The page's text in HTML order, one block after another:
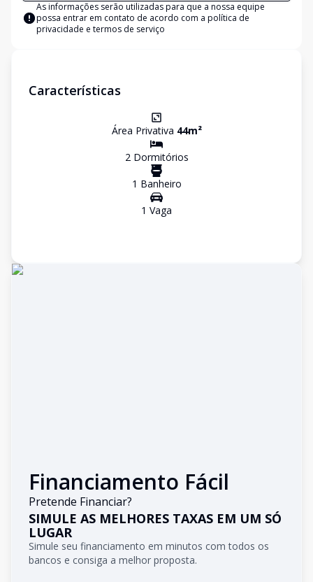
As informações serão utilizadas para que a nossa equipe
possa entrar em contato de acordo com a política de
privacidade e termos de serviço
Características
Área Privativa 44m²
2Dormitórios
1 Banheiro
1 Vaga
Financiamento Fácil
Pretende Financiar?
SIMULE AS MELHORES TAXAS EM UM SÓ
LUGAR
Simule seu financiamento em minutos com todos os
bancos e consiga a melhor proposta.